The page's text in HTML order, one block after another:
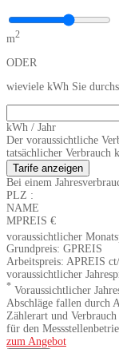
m2
ODER
wieviele kWh Sie
kWh / Jahr
Der voraussichtliche
tatsächlicher Verbrauch
Tarife anzeigen
Bei einem
PLZ :
NAME
MPREIS €
voraussichtlicher
Grundpreis: GPREIS
Arbeitspreis: APREIS
voraussichtlicher
* Voraussichtlicher
Abschläge fallen durch
Zählerart und
für den
zum Angebot